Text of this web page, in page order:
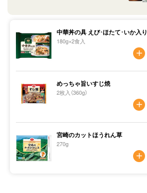
中華丼の具 えび･ほたて･いか入り
180g×2食入
めっちゃ旨いすじ焼
2枚入（360g）
宮崎のカットほうれん草
270g